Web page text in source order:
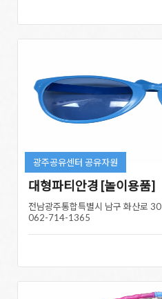
광주공유센터 공유자원
대형파티안경 [놀이용품]
전남광주통합특별시 남구 화산로 30
062-714-1365